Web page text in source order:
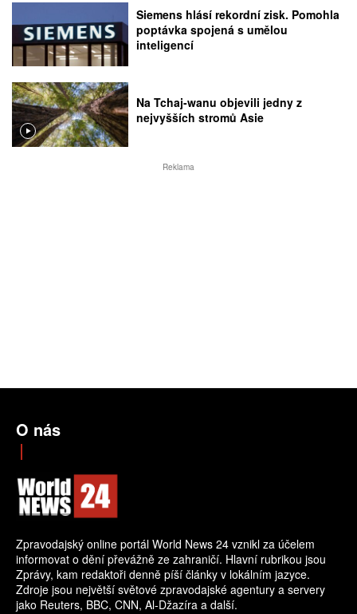
Siemens hlásí rekordní zisk. Pomohla
poptávka spojená s umělou
inteligencí
Na Tchaj-wanu objevili jedny z
nejvyšších stromů Asie
Reklama
O nás
Zpravodajský online portál World News 24 vznikl za účelem
informovat o dění převážně ze zahraničí. Hlavní rubrikou jsou
Zprávy, kam redaktoři denně píší články v lokálním jazyce.
Zdroje jsou největší světové zpravodajské agentury a servery
jako Reuters, BBC, CNN, Al-Džazíra a další.